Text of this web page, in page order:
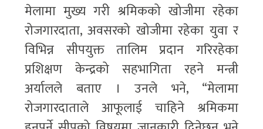
मेलामा मुख्य गरी श्रमिकको खोजीमा रहेका
रोजगारदाता, अवसरको खोजीमा रहेका युवा र
विभिन्न सीपयुक्त तालिम प्रदान गरिरहेका
प्रशिक्षण केन्द्रको सहभागिता रहने मन्त्री
अर्यालले बताए । उनले भने, “मेलामा
रोजगारदाताले आफूलाई चाहिने श्रमिकमा